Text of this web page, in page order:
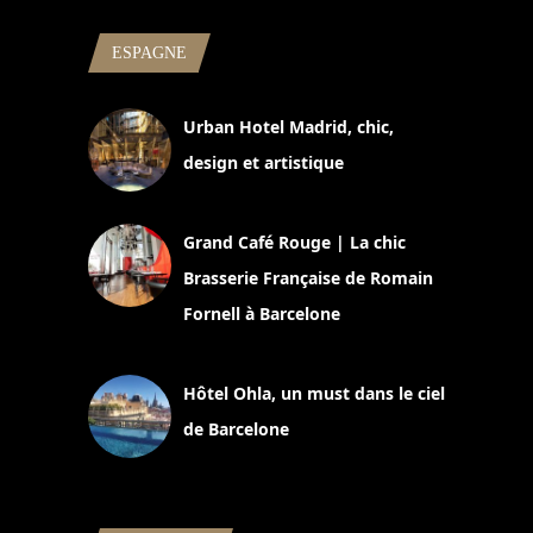
ESPAGNE
Urban Hotel Madrid, chic,
design et artistique
Grand Café Rouge | La chic
Brasserie Française de Romain
Fornell à Barcelone
Hôtel Ohla, un must dans le ciel
de Barcelone